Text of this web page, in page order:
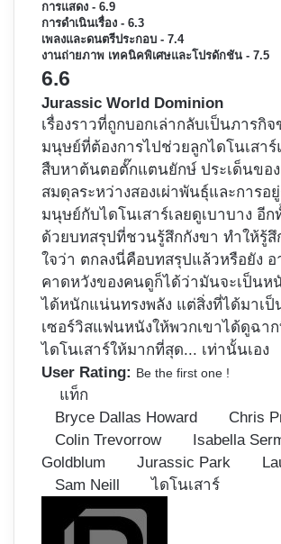
การแสดง - 6.9
การดำเนินเรื่อง - 6.3
เพลงและดนตรีประกอบ - 7.4
งานถ่ายภาพ เทคนิคพิเศษและโปรดักชัน - 7.5
6.6
Jurassic World Dominion
เรื่องราวที่ถูกบอกเล่ากลับเป็นภารกิจ
มนุษย์ที่ต้องการไปช่วยลูกไดโนเสาร์
สืบหาต้นตอตั๊กแตนยักษ์ ประเด็นของ
สมดุลระหว่างสองเผ่าพันธุ์และการอ
มนุษย์กับไดโนเสาร์เลยดูเบาบาง อีก
ด้วยบทสรุปที่ชวนรู้สึกกังขา ทำให้รู้สึ
ใจว่า ตกลงนี่คือบทสรุปแล้วหรือยัง อ
คาดหวังของคนดูก็ได้ว่ามันจะเป็นหนั
ได้หนักแน่นทรงพลัง แต่สิ่งที่ได้มาเป็
เซอร์วิสแฟนหนังให้พวกเขาได้ดูฉา
ไดโนเสาร์ให้มากที่สุด... เท่านั้นเอง
User Rating: Be the first one !
แท็ก
Bryce Dallas Howard
Chris
Colin Trevorrow
Isabella
Goldblum
Jurassic Park
Sam Neill
ไดโนเสาร์